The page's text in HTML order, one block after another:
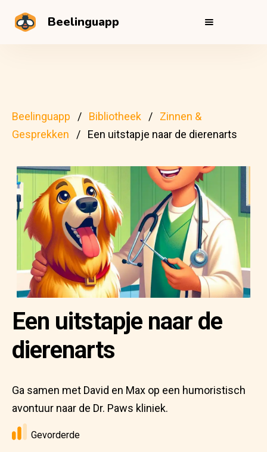
Beelinguapp
Beelinguapp Bibliotheek
Zinnen &
Gesprekken
Een uitstapje naar de dierenarts
Een uitstapje naar de
dierenarts
Ga samen met David en Max op een humoristisch
avontuur naar de Dr. Paws kliniek.
Gevorderde